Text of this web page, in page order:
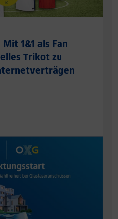
1&1 als Fan
Trikot zu